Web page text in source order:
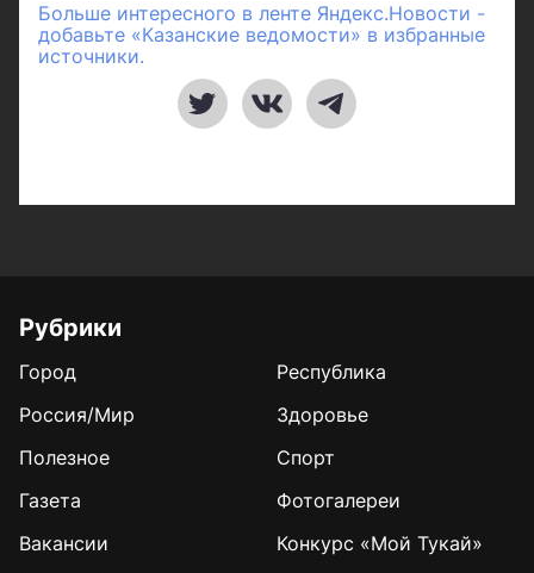
Больше интересного в ленте Яндекс.Новости -
добавьте «Казанские ведомости» в избранные
источники.
Рубрики
Город
Республика
Россия/Мир
Здоровье
Полезное
Спорт
Газета
Фотогалереи
Вакансии
Конкурс «Мой Тукай»